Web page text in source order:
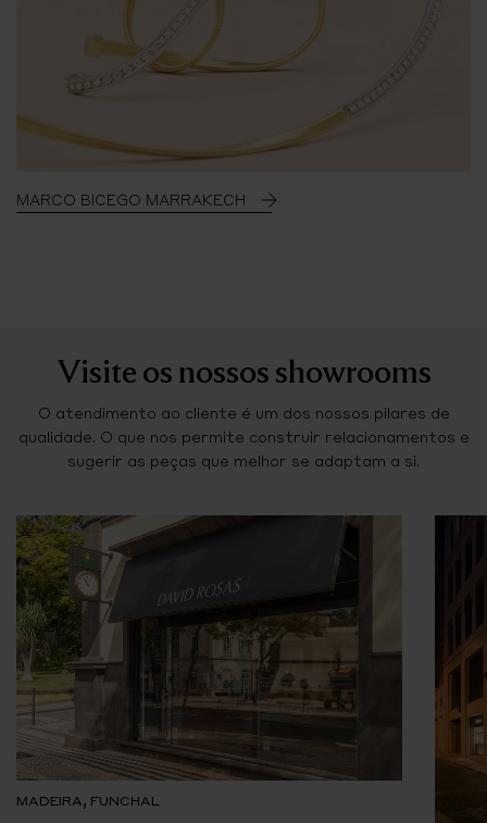
MARCO BICEGO MARRAKECH
Visite os nossos showrooms
O atendimento ao cliente é um dos nossos pilares de
qualidade. O que nos permite construir relacionamentos e
sugerir as peças que melhor se adaptam a si.
MADEIRA, FUNCHAL